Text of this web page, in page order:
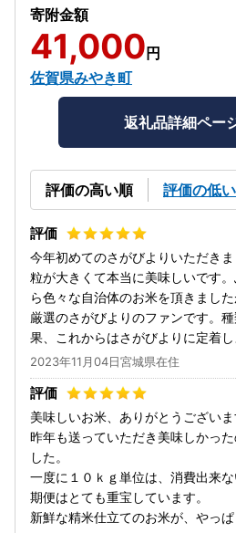
寄附金額
41,000 円
佐賀県みやき町
返礼品詳細ペー
評価の高い順 評価の低
今年初めてのさがびよりいただきま
粒が大きくて本当に美味しいです
ら色々な自治体のお米を頂きまし
厳選のさがびよりのファンです。
果、これからはさがびよりに定着し
2023年11月04日宮城県在住
美味しいお米、ありがとうございま
昨年も送っていただき美味しかっ
した。
一度に１０ｋｇ単位は、消費出来
期便はとても重宝しています。
新鮮な精米仕立てのお米が、やっぱ